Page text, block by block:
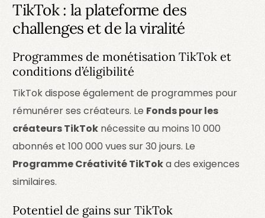
TikTok : la plateforme des
challenges et de la viralité
Programmes de monétisation TikTok et
conditions d’éligibilité
TikTok dispose également de programmes pour
rémunérer ses créateurs. Le Fonds pour les
créateurs TikTok nécessite au moins 10 000
abonnés et 100 000 vues sur 30 jours. Le
Programme Créativité TikToka des exigences
similaires.
Potentiel de gains sur TikTok